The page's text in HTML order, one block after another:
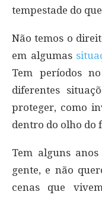
tempestade do
Não temos o
em algumas
Tem períodos
diferentes
proteger, como
dentro do olho do
Tem alguns anos
gente, e não
cenas que